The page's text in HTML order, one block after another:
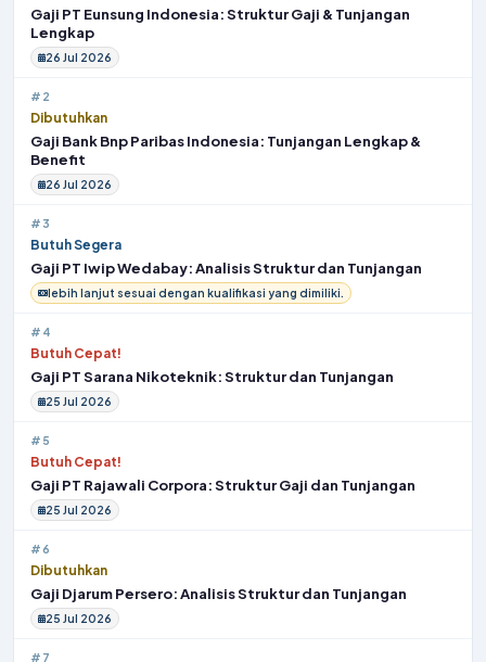
Gaji PT Eunsung Indonesia: Struktur Gaji & Tunjangan
Lengkap
26 Jul 2026
#2
Dibutuhkan
Gaji Bank Bnp Paribas Indonesia: Tunjangan Lengkap &
Benefit
26 Jul 2026
#3
Butuh Segera
Gaji PT Iwip Wedabay: Analisis Struktur dan Tunjangan
lebih lanjut sesuai dengan kualifikasi yang dimiliki.
#4
Butuh Cepat!
Gaji PT Sarana Nikoteknik: Struktur dan Tunjangan
25 Jul 2026
#5
Butuh Cepat!
Gaji PT Rajawali Corpora: Struktur Gaji dan Tunjangan
25 Jul 2026
#6
Dibutuhkan
Gaji Djarum Persero: Analisis Struktur dan Tunjangan
25 Jul 2026
#7